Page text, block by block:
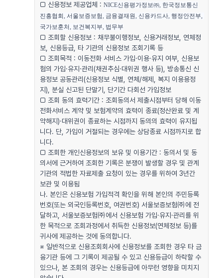
□ 신용정보 제공업체 :NICE신용평가정보㈜, 한국정보통신
진흥협회, 서울보증보험, 금융결재원, 신용카드사, 행정안전부,
국가보훈처, 보건복지부, 법무부
□ 조회할 신용정보 : 채무불이행정보, 신용거래정보, 연체정
보, 신용등급, 타 기관의 신용정보 조회기록 등
□ 조회목적 : 이동전화 서비스 가입·이용·유지 여부, 신용보
험의 가입·유지·관리(채권추심·대위권 행사 등), 방송통신 신
용정보 공동관리(신용정보 식별, 연체/해제, 복지 이용용정
지), 분실 신고된 단말기, 단기간 다회선 가입정보
□ 조회 동의 효력기간 : 조회동의서 제출시점부터 당해 이동
전화서비스 계약 및 보험계약의 효력이 종료(정산완료 및 계
약해지)·대위권이 종료하는 시점까지 동의의 효력이 유지됩
니다. 단, 가입이 거절되는 경우에는 상담종료 시점까지로 합
니다.
□ 조회한 개인신용정보의 보유 및 이용기간 : 동의서 및 동
의서에 근거하여 조회한 기록은 분쟁이 발생할 경우 및 관계
기관의 적법한 자료제출 요청이 있는 경우를 위하여 3년간
보관 및 이용됨
나. 본인은 신용보험 가입적격 확인을 위해 본인의 주민등록
번호(또는 외국인등록번호, 여권번호) 서울보증보험㈜에 전
달하고, 서울보증보험㈜에서 신용보험 가입·유지·관리를 위
한 목적으로 조회과정에서 취득한 신용정보(연체정보 등)를
귀사에 제공하는 것에 동의합니다.
※ 일반적으로 신용조회회사에 신용정보를 조회한 경우 타 금
융기관 등에 그 기록이 제공될 수 있고 신용등급이 하락할 수
있으나, 본 조회의 경우는 신용등급에 아무런 영향을 미치지